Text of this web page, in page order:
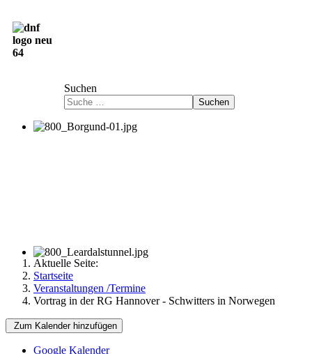
Suchen
Suchen
Aktuelle Seite:
Startseite
Veranstaltungen /Termine
Vortrag in der RG Hannover - Schwitters in Norwegen
Zum Kalender hinzufügen
Google Kalender